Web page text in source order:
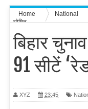
Home National
घोषित
बिहार
91 सीटें
XYZ 23:45